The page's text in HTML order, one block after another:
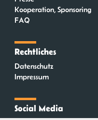
Kooperation, Sponsoring
FAQ
Rechtliches
Datenschutz
Impressum
Social Media